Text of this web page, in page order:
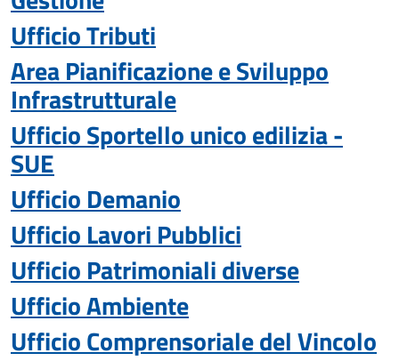
Ufficio Tributi
Area Pianificazione e Sviluppo
Infrastrutturale
Ufficio Sportello unico edilizia -
SUE
Ufficio Demanio
Ufficio Lavori Pubblici
Ufficio Patrimoniali diverse
Ufficio Ambiente
Ufficio Comprensoriale del Vincolo